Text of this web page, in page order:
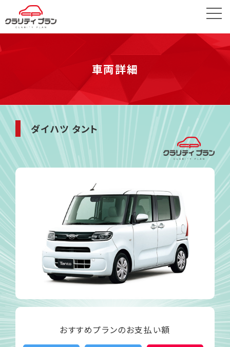
車両詳細
ダイハツ タント
おすすめプランのお支払い額